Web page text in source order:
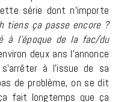
série dont n’importe
tiens ça passe encore ?
à l’époque de la fac/du
deux ans l’annonce
à l’issue de sa
de problème, on se dit
fait longtemps que ça